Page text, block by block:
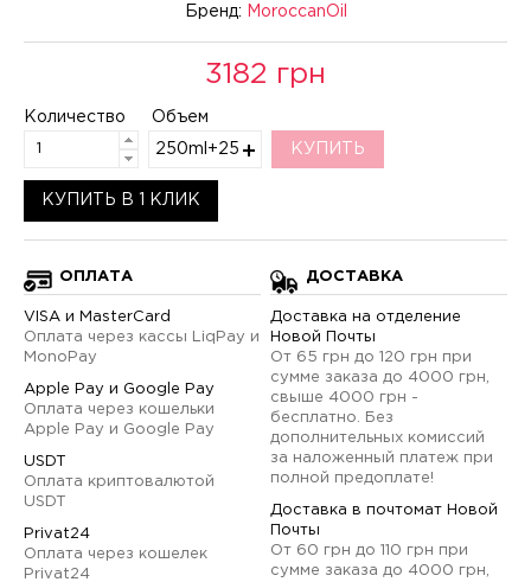
Бренд:
MoroccanOil
3182 грн
Количество Объем
250ml+250ml+65ml+25ml
КУПИТЬ
КУПИТЬ В 1 КЛИК
ОПЛАТА
VISA и MasterCard
Оплата через кассы LiqPay и
MonoPay
Apple Pay и Google Pay
Оплата через кошельки
Apple Pay и Google Pay
USDT
Оплата криптовалютой
USDT
Privat24
Оплата через кошелек
Privat24
ДОСТАВКА
Доставка на отделение
Новой Почты
От 65 грн до 120 грн при
сумме заказа до 4000 грн,
свыше 4000 грн -
бесплатно. Без
дополнительных комиссий
за наложенный платеж при
полной предоплате!
Доставка в почтомат Новой
Почты
От 60 грн до 110 грн при
сумме заказа до 4000 грн,